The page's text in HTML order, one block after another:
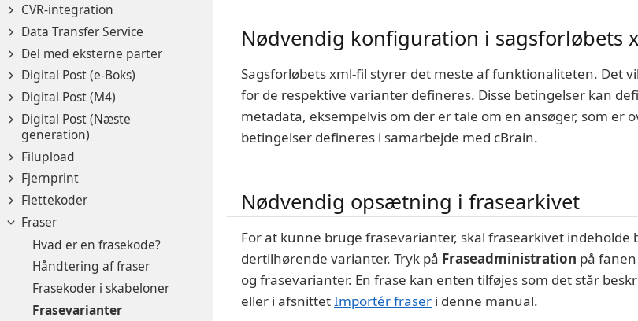
CVR-integration
Data Transfer Service
Del med eksterne parter
Digital Post (e-Boks)
Digital Post (M4)
Digital Post (Næste
generation)
Filupload
Fjernprint
Flettekoder
Fraser
Hvad er en frasekode?
Håndtering af fraser
Frasekoder i skabeloner
Frasevarianter
Nødvendig konfiguration i sagsforløbets
Sagsforløbets xml-fil styrer det meste af funktionaliteten. Det
for de respektive varianter defineres. Disse betingelser kan
metadata, eksempelvis om der er tale om en ansøger, som er
betingelser defineres i samarbejde med cBrain.
Nødvendig opsætning i frasearkivet
For at kunne bruge frasevarianter, skal frasearkivet indeholde
dertilhørende varianter. Tryk på Fraseadministration på
og frasevarianter. En frase kan enten tilføjes som det står
eller i afsnittetImportér fraser i denne manual.